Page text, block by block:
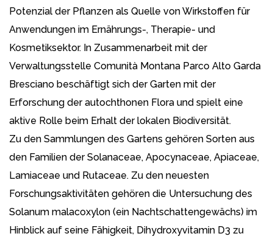
Potenzial der Pflanzen als Quelle von Wirkstoffen für
Anwendungen im Ernährungs-, Therapie- und
Kosmetiksektor. In Zusammenarbeit mit der
Verwaltungsstelle Comunità Montana Parco Alto Garda
Bresciano beschäftigt sich der Garten mit der
Erforschung der autochthonen Flora und spielt eine
aktive Rolle beim Erhalt der lokalen Biodiversität.
Zu den Sammlungen des Gartens gehören Sorten aus
den Familien der Solanaceae, Apocynaceae, Apiaceae,
Lamiaceae und Rutaceae. Zu den neuesten
Forschungsaktivitäten gehören die Untersuchung des
Solanum malacoxylon (ein Nachtschattengewächs) im
Hinblick auf seine Fähigkeit, Dihydroxyvitamin D3 zu